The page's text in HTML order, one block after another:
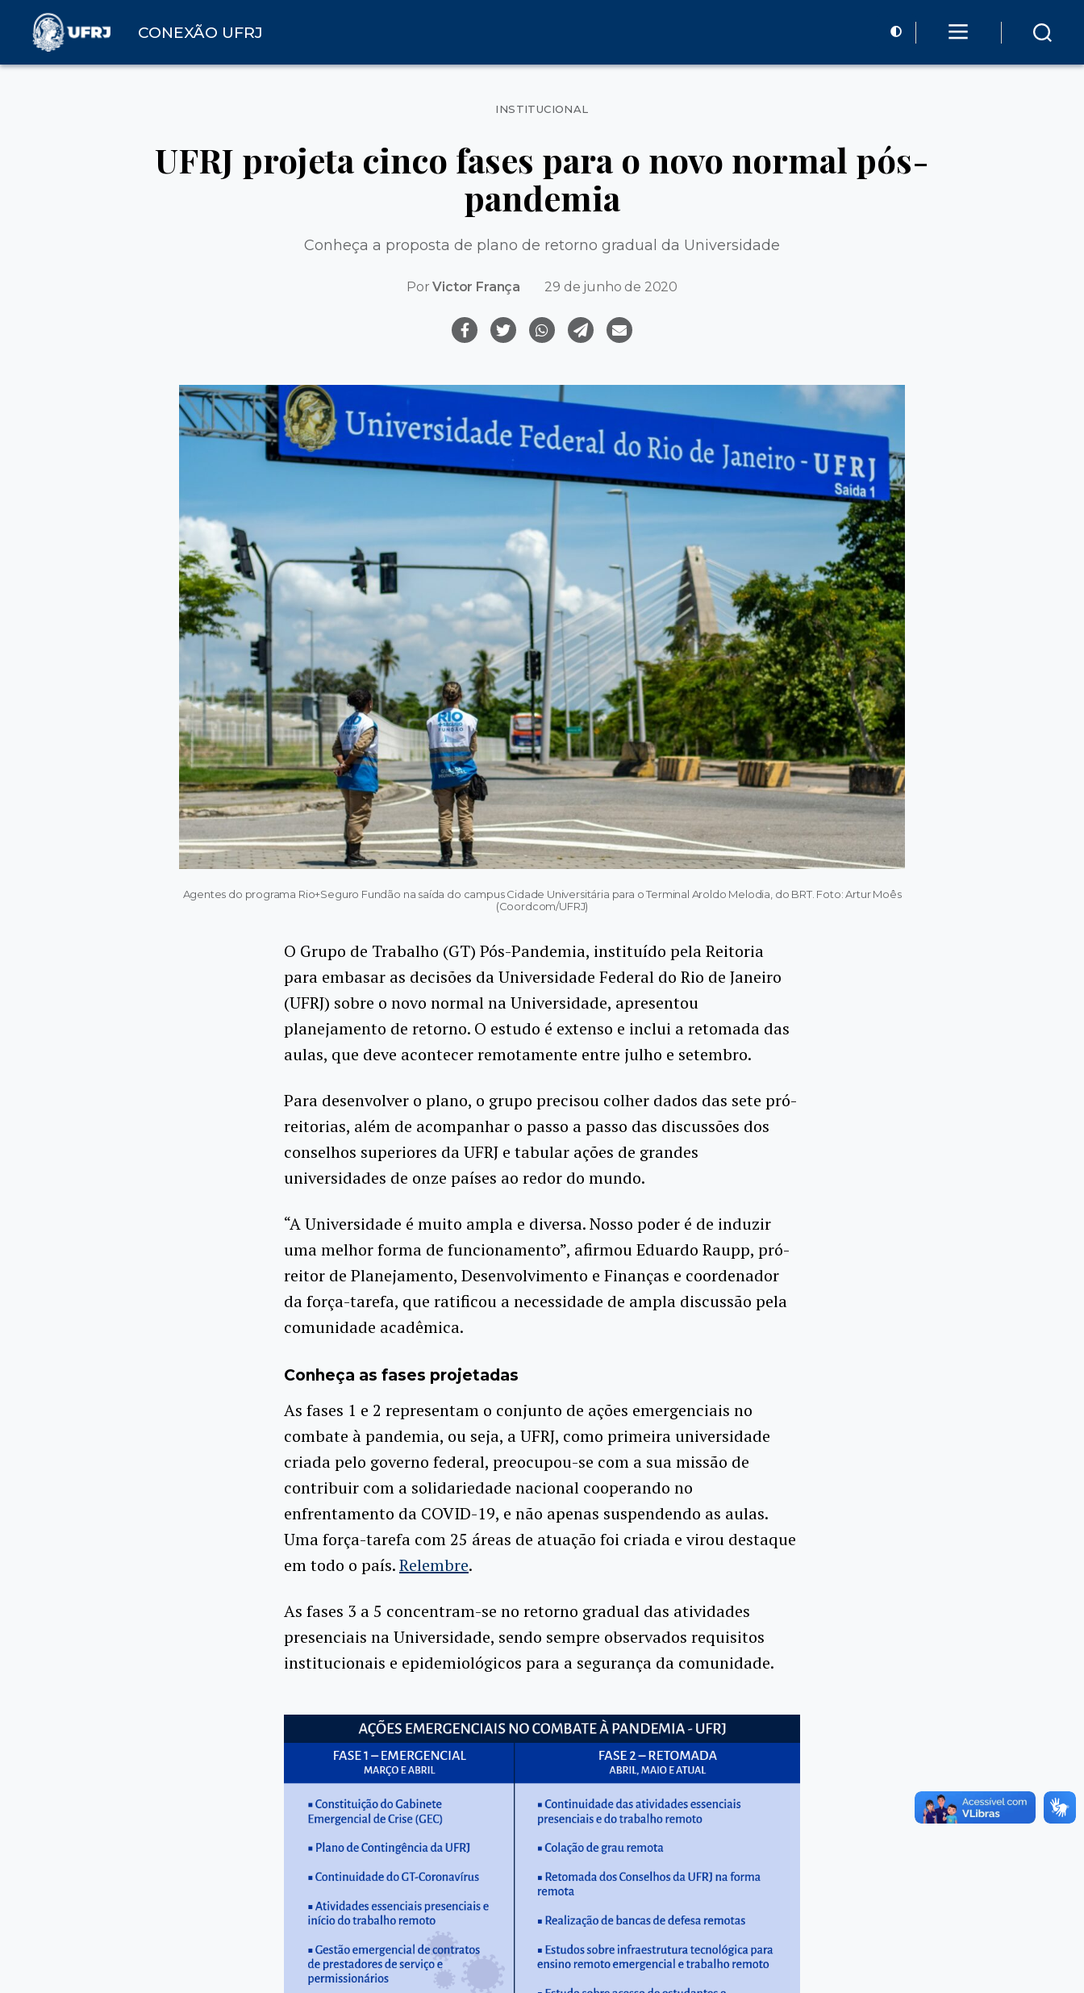
CONEXÃO UFRJ
Categorias
INSTITUCIONAL
UFRJ projeta cinco fases para o novo normal pós-
pandemia
Conheça a proposta de plano de retorno gradual da Universidade
PorVictor França 29 de junho de 2020
Agentes do programa Rio+Seguro Fundão na saída do campus Cidade Universitária para o Terminal Aroldo Melodia, do BRT. Foto: Artur Moês
(Coordcom/UFRJ)
O Grupo de Trabalho (GT) Pós-Pandemia, instituído pela Reitoria
para embasar as decisões da Universidade Federal do Rio de Janeiro
(UFRJ) sobre o novo normal na Universidade, apresentou
planejamento de retorno. O estudo é extenso e inclui a retomada das
aulas, que deve acontecer remotamente entre julho e setembro.
Para desenvolver o plano, o grupo precisou colher dados das sete pró-
reitorias, além de acompanhar o passo a passo das discussões dos
conselhos superiores da UFRJ e tabular ações de grandes
universidades de onze países ao redor do mundo.
“A Universidade é muito ampla e diversa. Nosso poder é de induzir
uma melhor forma de funcionamento”, afirmou Eduardo Raupp, pró-
reitor de Planejamento, Desenvolvimento e Finanças e coordenador
da força-tarefa, que ratificou a necessidade de ampla discussão pela
comunidade acadêmica.
Conheça as fases projetadas
As fases 1 e 2 representam o conjunto de ações emergenciais no
combate à pandemia, ou seja, a UFRJ, como primeira universidade
criada pelo governo federal, preocupou-se com a sua missão de
contribuir com a solidariedade nacional cooperando no
enfrentamento da COVID-19, e não apenas suspendendo as aulas.
Uma força-tarefa com 25 áreas de atuação foi criada e virou destaque
em todo o país.Relembre.
As fases 3 a 5 concentram-se no retorno gradual das atividades
presenciais na Universidade, sendo sempre observados requisitos
institucionais e epidemiológicos para a segurança da comunidade.